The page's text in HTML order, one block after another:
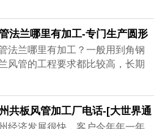
不......
也跟着变多，但是质量可能比不
牌厂家，大世界通风作为行业内
厂家，精益求精的品质顺应客户
旋风管质量上的要求。
法兰哪里有加工-专门生产圆形
风管法兰[大世界通风]
法兰哪里有加工？一般用到角钢
风管的工程要求都比较高，长期
作用。
共板风管加工厂电话-[大世界通